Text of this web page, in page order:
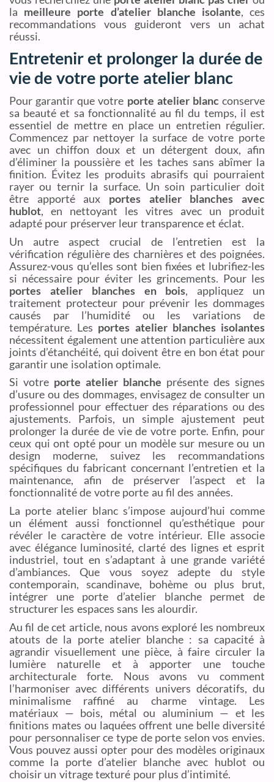
la meilleure porte d’atelier blanche isolante, ces
recommandations vous guideront vers un achat
réussi.
Entretenir et prolonger la durée de
vie de votre porte atelier blanc
Pour garantir que votre porte atelier blanc conserve
sa beauté et sa fonctionnalité au fil du temps, il est
essentiel de mettre en place un entretien régulier.
Commencez par nettoyer la surface de votre porte
avec un chiffon doux et un détergent doux, afin
d’éliminer la poussière et les taches sans abîmer la
finition. Évitez les produits abrasifs qui pourraient
rayer ou ternir la surface. Un soin particulier doit
être apporté aux portes atelier blanches avec
hublot, en nettoyant les vitres avec un produit
adapté pour préserver leur transparence et éclat.
Un autre aspect crucial de l’entretien est la
vérification régulière des charnières et des poignées.
Assurez-vous qu’elles sont bien fixées et lubrifiez-les
si nécessaire pour éviter les grincements. Pour les
portes atelier blanches en bois, appliquez un
traitement protecteur pour prévenir les dommages
causés par l’humidité ou les variations de
température. Les portes atelier blanches isolantes
nécessitent également une attention particulière aux
joints d’étanchéité, qui doivent être en bon état pour
garantir une isolation optimale.
Si votre porte atelier blanche présente des signes
d’usure ou des dommages, envisagez de consulter un
professionnel pour effectuer des réparations ou des
ajustements. Parfois, un simple ajustement peut
prolonger la durée de vie de votre porte. Enfin, pour
ceux qui ont opté pour un modèle sur mesure ou un
design moderne, suivez les recommandations
spécifiques du fabricant concernant l’entretien et la
maintenance, afin de préserver l’aspect et la
fonctionnalité de votre porte au fil des années.
La porte atelier blanc s’impose aujourd’hui comme
un élément aussi fonctionnel qu’esthétique pour
révéler le caractère de votre intérieur. Elle associe
avec élégance luminosité, clarté des lignes et esprit
industriel, tout en s’adaptant à une grande variété
d’ambiances. Que vous soyez adepte du style
contemporain, scandinave, bohème ou plus brut,
intégrer une porte d’atelier blanche permet de
structurer les espaces sans les alourdir.
Au fil de cet article, nous avons exploré les nombreux
atouts de la porte atelier blanche : sa capacité à
agrandir visuellement une pièce, à faire circuler la
lumière naturelle et à apporter une touche
architecturale forte. Nous avons vu comment
l’harmoniser avec différents univers décoratifs, du
minimalisme raffiné au charme vintage. Les
matériaux — bois, métal ou aluminium — et les
finitions mates ou laquées offrent une belle diversité
pour personnaliser ce type de porte selon vos envies.
Vous pouvez aussi opter pour des modèles originaux
comme la porte d’atelier blanche avec hublot ou
choisir un vitrage texturé pour plus d’intimité.